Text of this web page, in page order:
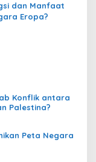
dan Manfaat
Eropa?
Konflik antara
Palestina?
Peta Negara